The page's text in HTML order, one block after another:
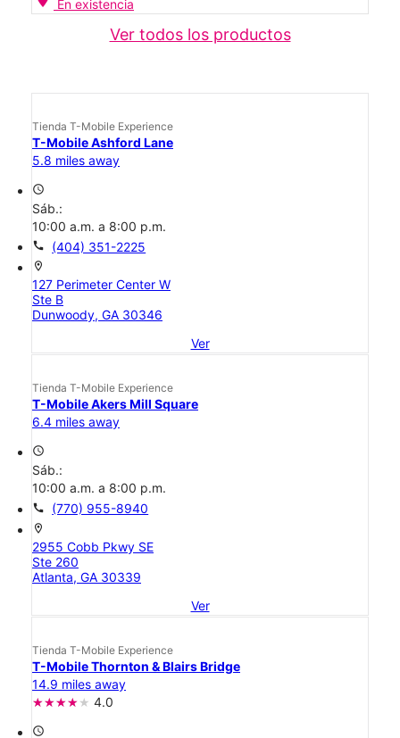
En existencia
Ver todos los productos
Tienda T-Mobile Experience
T-Mobile Ashford Lane
5.8 miles away
access_time
Sáb.:
10:00 a.m. a 8:00 p.m.
call (404) 351-2225
location_on
127 Perimeter Center W
Ste B
Dunwoody, GA 30346
Ver
Tienda T-Mobile Experience
T-Mobile Akers Mill Square
6.4 miles away
access_time
Sáb.:
10:00 a.m. a 8:00 p.m.
call (770) 955-8940
location_on
2955 Cobb Pkwy SE
Ste 260
Atlanta, GA 30339
Ver
Tienda T-Mobile Experience
T-Mobile Thornton & Blairs Bridge
14.9 miles away
4.0
access_time